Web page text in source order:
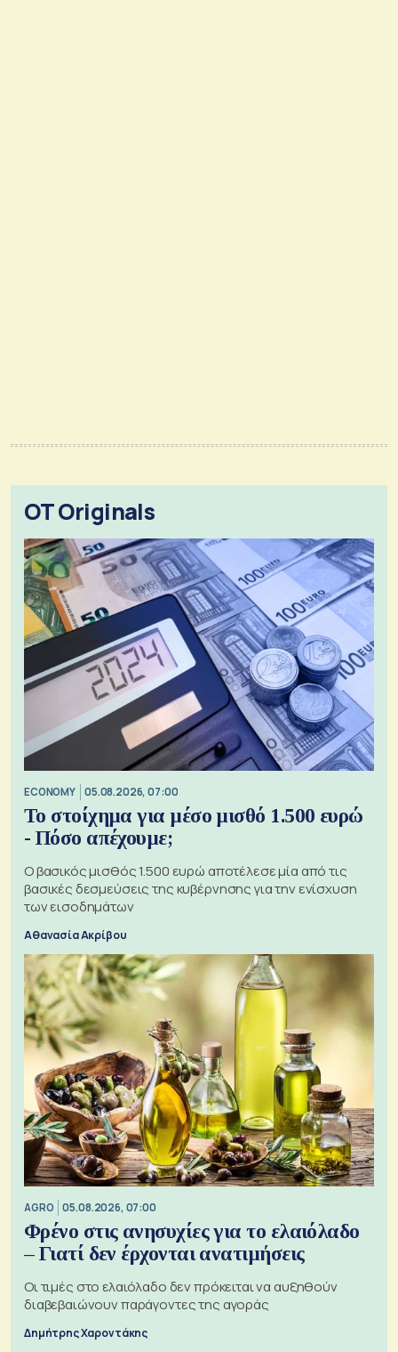
OT Originals
ECONOMY 05.08.2026, 07:00
Το στοίχημα για μέσο μισθό 1.500 ευρώ
- Πόσο απέχουμε;
Ο βασικός μισθός 1.500 ευρώ αποτέλεσε μία από τις
βασικές δεσμεύσεις της κυβέρνησης για την ενίσχυση
των εισοδημάτων
Αθανασία Ακρίβου
AGRO 05.08.2026, 07:00
Φρένο στις ανησυχίες για το ελαιόλαδο
– Γιατί δεν έρχονται ανατιμήσεις
Οι τιμές στο ελαιόλαδο δεν πρόκειται να αυξηθούν
διαβεβαιώνουν παράγοντες της αγοράς
Δημήτρης Χαροντάκης